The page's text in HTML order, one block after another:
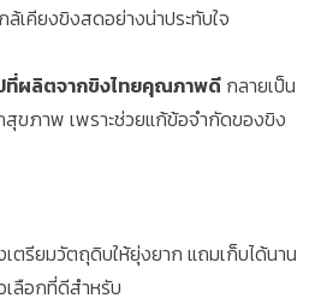
เคียงขิงสดอย่างน่าประทับใจ
ที่ผลิตจากขิงไทยคุณภาพดี กลายเป็น
ขภาพ เพราะช่วยแก้ข้อจำกัดของขิง
ตรียมวัตถุดิบให้ยุ่งยาก แถมเก็บได้นาน
เลือกที่ดีสำหรับ